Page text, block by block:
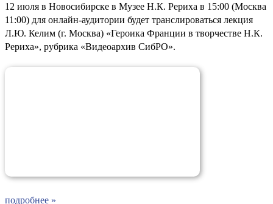
12 июля в Новосибирске в Музее Н.К. Рериха в 15:00 (Москва
11:00) для онлайн-аудитории будет транслироваться лекция
Л.Ю. Келим (г. Москва) «Героика Франции в творчестве Н.К.
Рериха», рубрика «Видеоархив СибРО».
подробнее »